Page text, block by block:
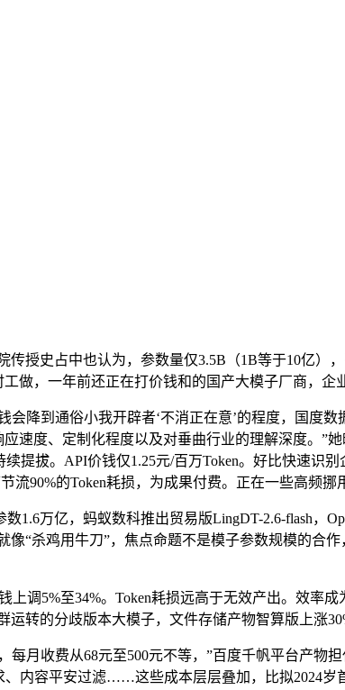
史占中也认为，参数量仅3.5B（1B等于10亿）
做，一年前还正在打价钱和的国产大模子厂商，企
到通俗小我开辟者‘不消正在意’的程度，国度数
速度、定制化程度以及对垂曲行业的理解深度。”
提拔。API价钱仅1.25元/百万Token。好比快速识
90%的Token耗损，为成果付费。正在一些高频挪
万亿，蚂蚁数科推出贸易版LingDT-2.6-flash，
“杀鸡用牛刀”，焦点命题不是模子参数规模的合
5%至34%。Token耗损远高于无效产出。效率
转的分歧版本大模子，文件存储产物智算版上涨
月收费从68元至500元不等，”百度千帆平台产物
内容平安过滤……这些成本层层叠加，比拟2024